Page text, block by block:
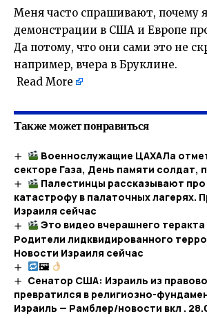
Меня часто спрашивают, почему
демонстрации в США и Европе
Да потому, что они сами это не
например, вчера в Бруклине.
Read More
Также может понравиться
Военнослужащие ЦАХАЛа
секторе Газа, День памяти солдат,
Палестинцы рассказывают
катастрофу в палаточных лагерях.
Израиля сейчас
Это видео вчерашнего теракта
Родители лидквидированного
Новости Израиля сейчас
🖼
Сенатор США: Израиль из
превратился в религиозно-
Израиль — Рамблер/новости вкл .